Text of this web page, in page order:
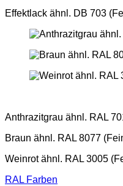
Effektlack ähnl. DB 703
Anthrazitgrau ähnl. RAL
Braun ähnl. RAL 8077
Weinrot ähnl. RAL 3005
RAL Farben